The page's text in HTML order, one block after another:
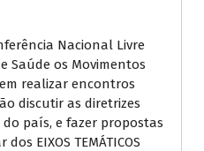
Nacional Livre
Saúde os Movimentos
realizar encontros
discutir as diretrizes
país, e fazer propostas
EIXOS TEMÁTICOS